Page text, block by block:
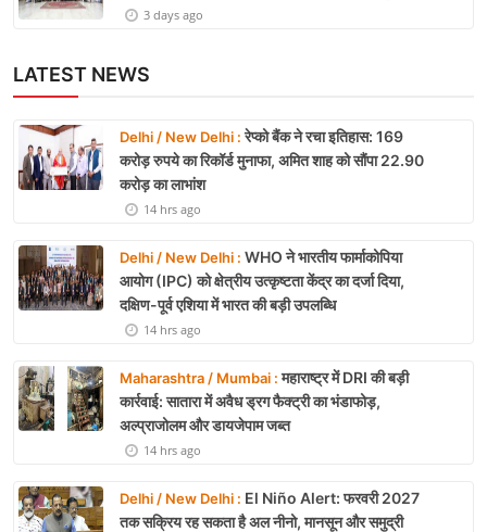
3 days ago
LATEST NEWS
Delhi / New Delhi :रेप्को बैंक ने रचा इतिहास: 169
करोड़ रुपये का रिकॉर्ड मुनाफा, अमित शाह को सौंपा 22.90
करोड़ का लाभांश
14 hrs ago
Delhi / New Delhi : WHO ने भारतीय फार्माकोपिया
आयोग (IPC) को क्षेत्रीय उत्कृष्टता केंद्र का दर्जा दिया,
दक्षिण-पूर्व एशिया में भारत की बड़ी उपलब्धि
14 hrs ago
Maharashtra / Mumbai :महाराष्ट्र में DRI की बड़ी
कार्रवाई: सातारा में अवैध ड्रग फैक्ट्री का भंडाफोड़,
अल्प्राजोलम और डायजेपाम जब्त
14 hrs ago
Delhi / New Delhi : El Niño Alert: फरवरी 2027
तक सक्रिय रह सकता है अल नीनो, मानसून और समुद्री